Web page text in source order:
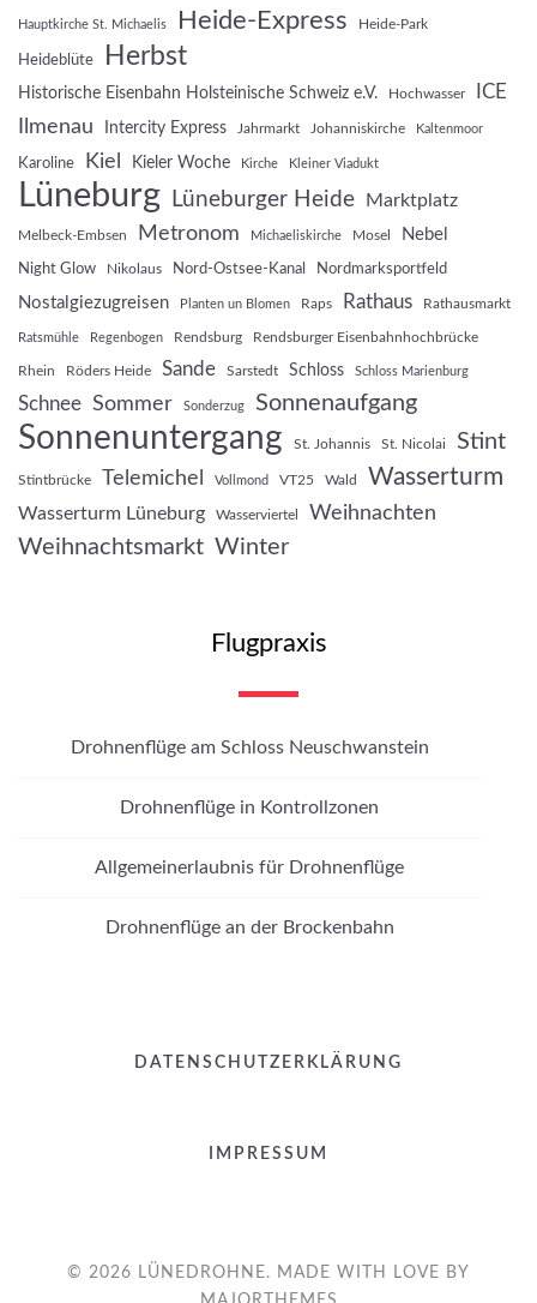
Hauptkirche St. Michaelis Heide-Express Heide-Park
Heideblüte Herbst
Historische Eisenbahn Holsteinische Schweiz e.V. Hochwasser ICE
Ilmenau Intercity Express Jahrmarkt Johanniskirche Kaltenmoor
Karoline Kiel Kieler Woche Kirche Kleiner Viadukt
Lüneburg Lüneburger Heide Marktplatz
Melbeck-Embsen Metronom Michaeliskirche Mosel Nebel
Night Glow Nikolaus Nord-Ostsee-Kanal Nordmarksportfeld
Nostalgiezugreisen Planten un Blomen Raps Rathaus Rathausmarkt
Ratsmühle Regenbogen Rendsburg Rendsburger Eisenbahnhochbrücke
Rhein Röders Heide Sande Sarstedt Schloss Schloss Marienburg
Schnee Sommer Sonderzug Sonnenaufgang
Sonnenuntergang St. Johannis St. Nicolai Stint
Stintbrücke Telemichel Vollmond VT25 Wald Wasserturm
Wasserturm Lüneburg Wasserviertel Weihnachten
Weihnachtsmarkt Winter
Flugpraxis
Drohnenflüge am Schloss Neuschwanstein
Drohnenflüge in Kontrollzonen
Allgemeinerlaubnis für Drohnenflüge
Drohnenflüge an der Brockenbahn
DATENSCHUTZERKLÄRUNG
IMPRESSUM
© 2026 LÜNEDROHNE. MADE WITH LOVE BY